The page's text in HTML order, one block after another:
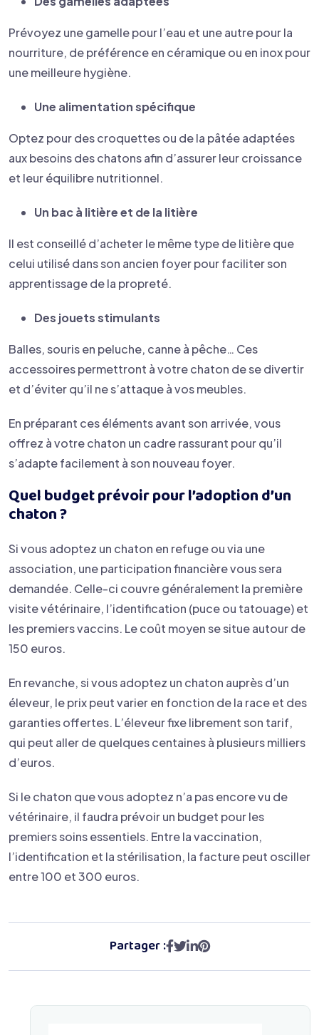
Prévoyez une gamelle pour l’eau et une autre pour la
nourriture, de préférence en céramique ou en inox pour
une meilleure hygiène.
Une alimentation spécifique
Optez pour des croquettes ou de la pâtée adaptées
aux besoins des chatons afin d’assurer leur croissance
et leur équilibre nutritionnel.
Un bac à litière et de la litière
Il est conseillé d’acheter le même type de litière que
celui utilisé dans son ancien foyer pour faciliter son
apprentissage de la propreté.
Des jouets stimulants
Balles, souris en peluche, canne à pêche… Ces
accessoires permettront à votre chaton de se divertir
et d’éviter qu’il ne s’attaque à vos meubles.
En préparant ces éléments avant son arrivée, vous
offrez à votre chaton un cadre rassurant pour qu’il
s’adapte facilement à son nouveau foyer.
Quel budget prévoir pour l’adoption d’un
chaton ?
Si vous adoptez un chaton en refuge ou via une
association, une participation financière vous sera
demandée. Celle-ci couvre généralement la première
visite vétérinaire, l’identification (puce ou tatouage) et
les premiers vaccins. Le coût moyen se situe autour de
150 euros.
En revanche, si vous adoptez un chaton auprès d’un
éleveur, le prix peut varier en fonction de la race et des
garanties offertes. L’éleveur fixe librement son tarif,
qui peut aller de quelques centaines à plusieurs milliers
d’euros.
Si le chaton que vous adoptez n’a pas encore vu de
vétérinaire, il faudra prévoir un budget pour les
premiers soins essentiels. Entre la vaccination,
l’identification et la stérilisation, la facture peut osciller
entre 100 et 300 euros.
Partager :